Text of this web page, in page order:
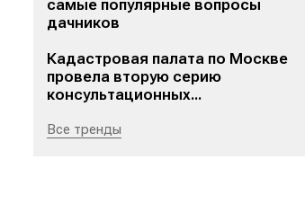
самые популярные вопросы
дачников
Кадастровая палата по Москве
провела вторую серию
консультационных...
Все тренды